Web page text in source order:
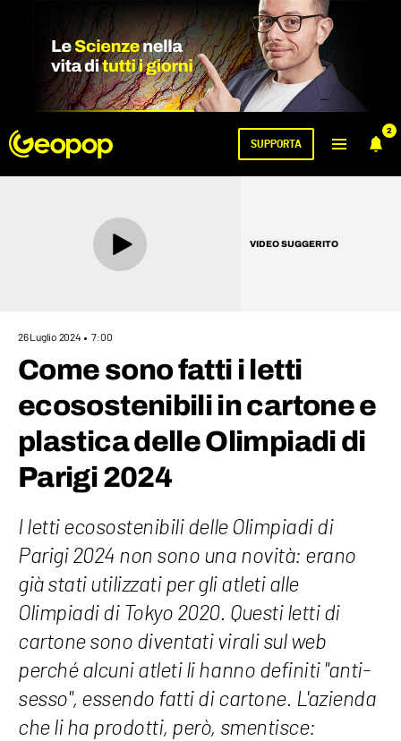
2
SUPPORTA
VIDEO SUGGERITO
26 Luglio 2024 7:00
Come sono fatti i letti
ecosostenibili in cartone e
plastica delle Olimpiadi di
Parigi 2024
I letti ecosostenibili delle Olimpiadi di
Parigi 2024 non sono una novità: erano
già stati utilizzati per gli atleti alle
Olimpiadi di Tokyo 2020. Questi letti di
cartone sono diventati virali sul web
perché alcuni atleti li hanno definiti "anti-
sesso", essendo fatti di cartone. L'azienda
che li ha prodotti, però, smentisce: